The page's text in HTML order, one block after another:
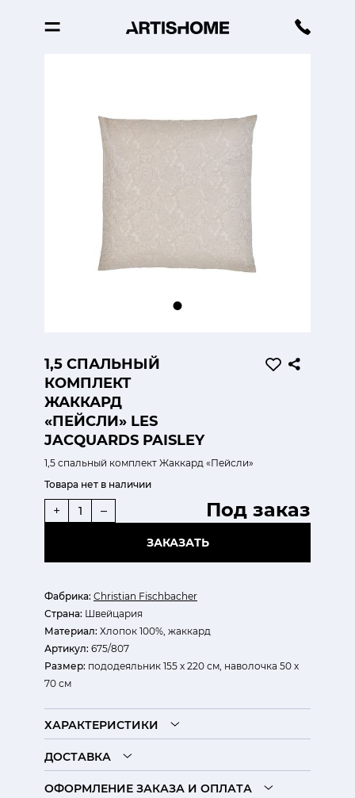
1,5 СПАЛЬНЫЙ
КОМПЛЕКТ
ЖАККАРД
«ПЕЙСЛИ» LES
JACQUARDS PAISLEY
1,5 спальный комплект Жаккард «Пейсли»
Фабрика: Christian Fischbacher
Страна: Швейцария
Материал: Хлопок 100%, жаккард
Артикул: 675/807
Размер: пододеяльник 155 х 220 см, наволочка 50 х
70 см
Товара нет в наличии
Под заказ
+ –
ЗАКАЗАТЬ
ХАРАКТЕРИСТИКИ
ДОСТАВКА
ОФОРМЛЕНИЕ ЗАКАЗА И ОПЛАТА